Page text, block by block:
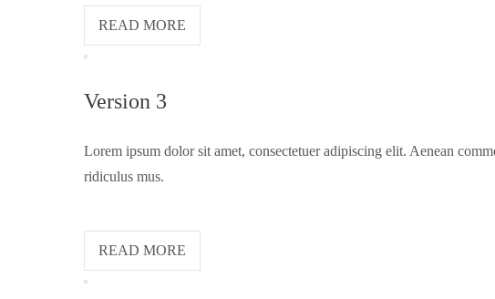
READ MORE
Version 3
Lorem ipsum dolor sit amet, consectetuer adipiscing elit. Aenean
ridiculus mus.
READ MORE